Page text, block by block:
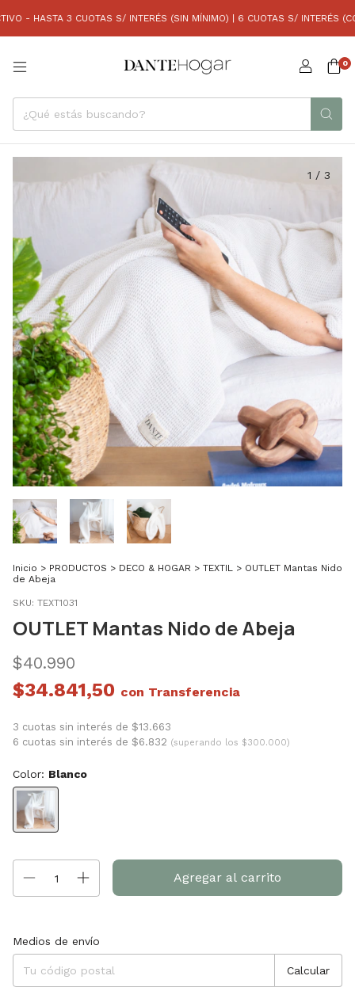
- HASTA 3 CUOTAS S/ INTERÉS (SIN MÍNIMO) | 6 CUOTAS S/ INTERÉS
0
1 / 3
Inicio > PRODUCTOS > DECO & HOGAR > TEXTIL > OUTLET Mantas Nido
de Abeja
SKU: TEXT1031
OUTLET Mantas Nido de Abeja
$40.990
$34.841,50 con
3 cuotas sin interés de $13.663
6 cuotas sin interés de $6.832 (superando los $300.000)
Color: Blanco
Entregas para el CP:
Medios de envío
Calcular